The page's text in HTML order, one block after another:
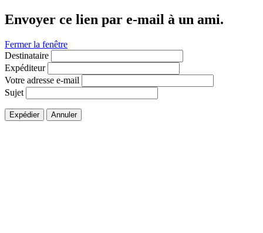
Envoyer ce lien par e-mail à un ami.
Fermer la fenêtre
Destinataire
Expéditeur
Votre adresse e-mail
Sujet
Expédier Annuler